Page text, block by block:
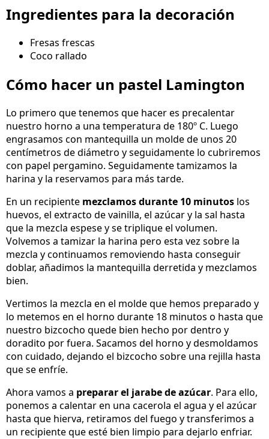
Ingredientes para la decoración
Fresas frescas
Coco rallado
Cómo hacer un pastel Lamington
Lo primero que tenemos que hacer es precalentar
nuestro horno a una temperatura de 180º C. Luego
engrasamos con mantequilla un molde de unos 20
centímetros de diámetro y seguidamente lo cubriremos
con papel pergamino. Seguidamente tamizamos la
harina y la reservamos para más tarde.
En un recipiente mezclamos durante 10 minutos los
huevos, el extracto de vainilla, el azúcar y la sal hasta
que la mezcla espese y se triplique el volumen.
Volvemos a tamizar la harina pero esta vez sobre la
mezcla y continuamos removiendo hasta conseguir
doblar, añadimos la mantequilla derretida y mezclamos
bien.
Vertimos la mezcla en el molde que hemos preparado y
lo metemos en el horno durante 18 minutos o hasta que
nuestro bizcocho quede bien hecho por dentro y
doradito por fuera. Sacamos del horno y desmoldamos
con cuidado, dejando el bizcocho sobre una rejilla hasta
que se enfríe.
Ahora vamos a preparar el jarabe de azúcar. Para ello,
ponemos a calentar en una cacerola el agua y el azúcar
hasta que hierva, retiramos del fuego y transferimos a
un recipiente que esté bien limpio para dejarlo enfriar.